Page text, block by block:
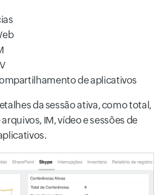
de aplicativos
da sessão ativa, como total,
IM, vídeo e sessões de